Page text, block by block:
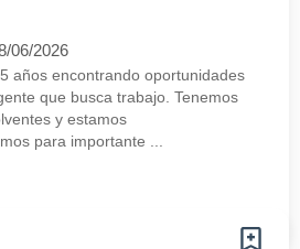
06/2026
años encontrando oportunidades
que busca trabajo. Tenemos
y estamos
para importante ...